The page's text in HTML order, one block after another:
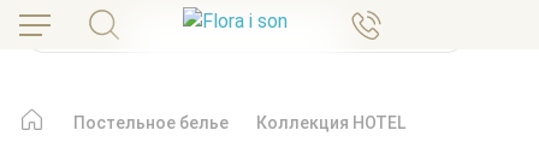
Постельное белье
Коллекция HOTEL